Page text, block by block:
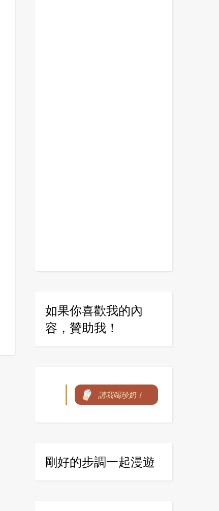
如果你喜歡我的內
容，贊助我！
請我喝珍奶！
剛好的步調一起漫遊